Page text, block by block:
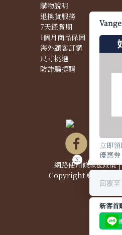
購物說明
退換貨服務
7天鑑賞期
1個月商品保固
海外顧客訂購
尺寸挑選
防詐騙提醒
網路使用條款&政策
Copyright © 2021
立即
優惠券
回覆